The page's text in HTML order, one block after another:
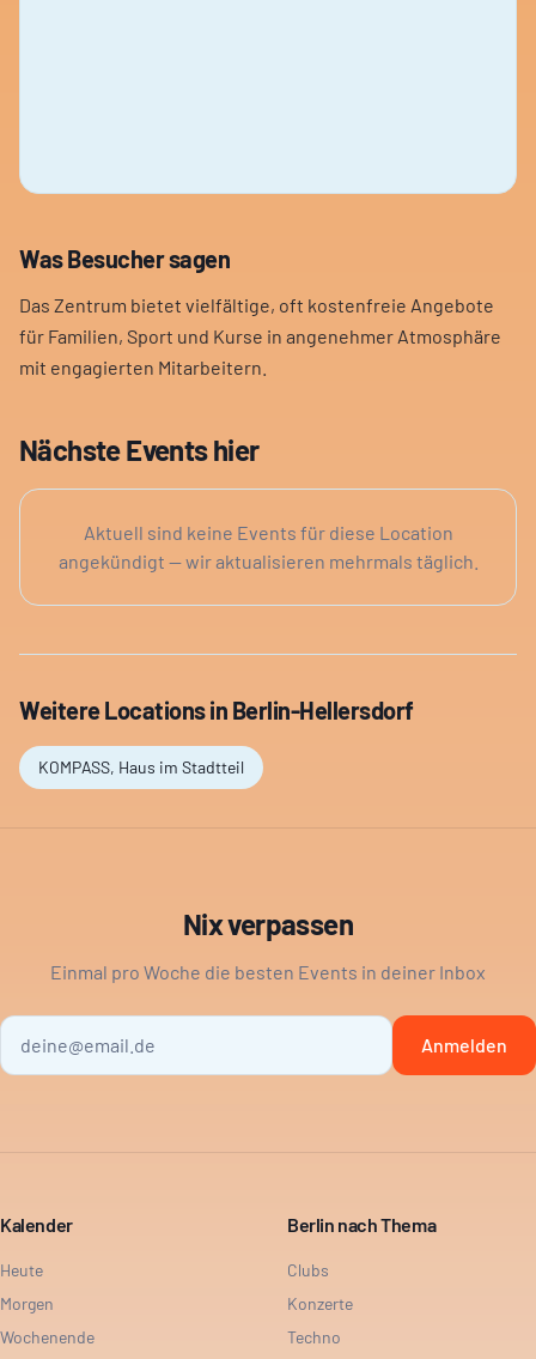
Was Besucher sagen
Das Zentrum bietet vielfältige, oft kostenfreie Angebote
für Familien, Sport und Kurse in angenehmer Atmosphäre
mit engagierten Mitarbeitern.
Nächste Events hier
Aktuell sind keine Events für diese Location
angekündigt — wir aktualisieren mehrmals täglich.
Weitere Locations in Berlin-Hellersdorf
KOMPASS, Haus im Stadtteil
Nix verpassen
Einmal pro Woche die besten Events in deiner Inbox
Anmelden
Kalender
Heute
Morgen
Wochenende
Berlin nach Thema
Clubs
Konzerte
Techno